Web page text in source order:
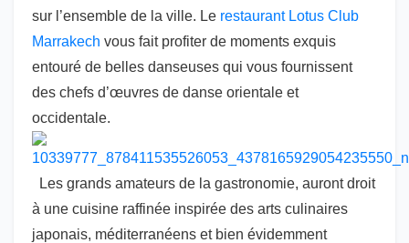
sur l’ensemble de la ville. Le restaurant Lotus Club
Marrakech vous fait profiter de moments exquis
entouré de belles danseuses qui vous fournissent
des chefs d’œuvres de danse orientale et
occidentale.
Les grands amateurs de la gastronomie, auront droit
à une cuisine raffinée inspirée des arts culinaires
japonais, méditerranéens et bien évidemment